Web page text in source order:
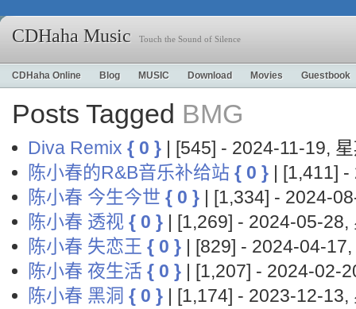
CDHaha Music Touch the Sound of Silence
CDHaha Online Blog MUSIC Download Movies Guestbook
Posts Tagged BMG
Diva Remix { 0 } | [545] - 2024-11-19,
陈小春的R&B音乐补给站 { 0 } | [1,411]
陈小春 今生今世 { 0 } | [1,334] - 2024-
陈小春 透视 { 0 } | [1,269] - 2024-05-28,
陈小春 失恋王 { 0 } | [829] - 2024-04-
陈小春 夜生活 { 0 } | [1,207] - 2024-02-
陈小春 黑洞 { 0 } | [1,174] - 2023-12-13,